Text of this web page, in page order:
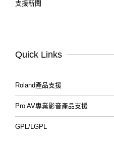
支援新聞
Quick Links
Roland產品支援
Pro AV專業影音產品支援
GPL/LGPL